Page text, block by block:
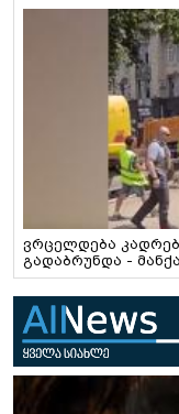
ვრცელდება
გადაბრუნდა -